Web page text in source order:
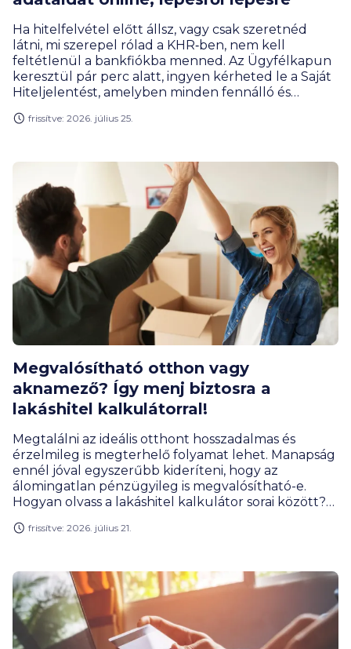
Ha hitelfelvétel előtt állsz, vagy csak szeretnéd
látni, mi szerepel rólad a KHR‑ben, nem kell
feltétlenül a bankfiókba menned. Az Ügyfélkapun
keresztül pár perc alatt, ingyen kérheted le a Saját
Hiteljelentést, amelyben minden fennálló és
is átláthatóan szerepelnek. Az alábbi gyakorlati
frissítve: 2026. július 25.
Megvalósítható otthon vagy
aknamező? Így menj biztosra a
lakáshitel kalkulátorral!
Megtalálni az ideális otthont hosszadalmas és
érzelmileg is megterhelő folyamat lehet. Manapság
ennél jóval egyszerűbb kideríteni, hogy az
álomingatlan pénzügyileg is megvalósítható-e.
Hogyan olvass a lakáshitel kalkulátor sorai között?
nyugodtan rábólinthatsz egy lakásra, illetve mikor
frissítve: 2026. július 21.